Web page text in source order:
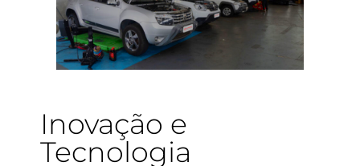
Inovação e
Tecnologia